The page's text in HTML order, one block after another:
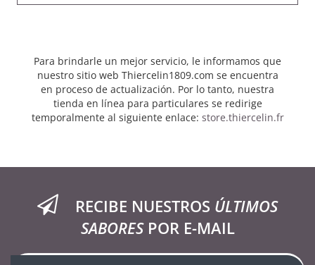
Para brindarle un mejor servicio, le informamos que
nuestro sitio web Thiercelin1809.com se encuentra
en proceso de actualización. Por lo tanto, nuestra
tienda en línea para particulares se redirige
temporalmente al siguiente enlace: store.thiercelin.fr
RECIBE NUESTROS ÚLTIMOS
SABORESPOR E-MAIL